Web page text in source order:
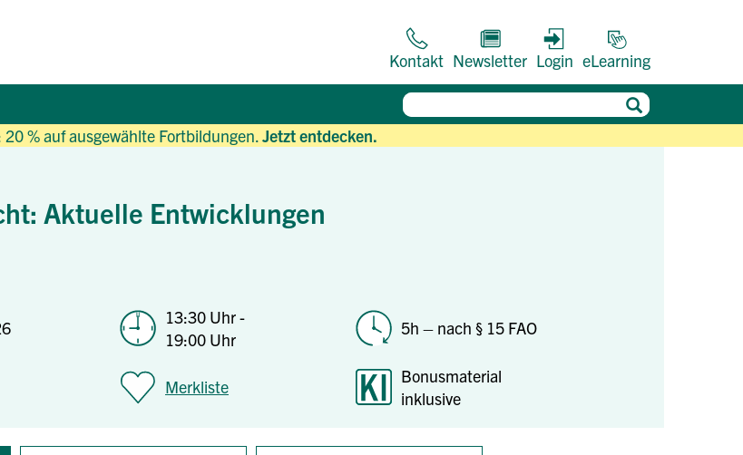
% auf ausgewählte Fortbildungen.Jetzt entdecken.
Kontakt Newsletter Login eLearning
Aktuelle Entwicklungen
13:30 Uhr -
19:00 Uhr
5h – nach § 15 FAO
Merkliste
Bonusmaterial
inklusive